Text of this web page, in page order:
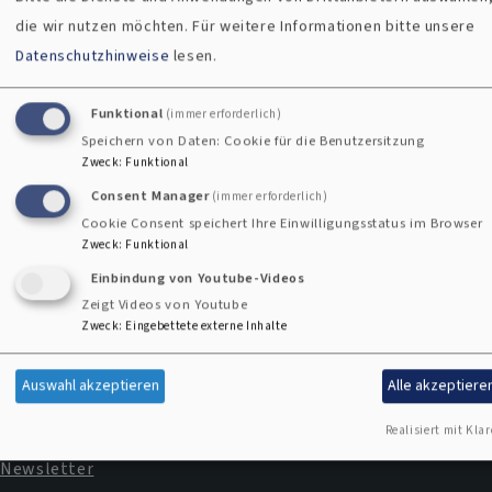
Frauenbeauftragte
Kontaktformular
Fußbereichsmenü
Impressum
Kontakt
Newsletter
die wir nutzen möchten.Für weitere Informationen bitte unsere
Datenschutzhinweise lesen.
Funktional (immer erforderlich)
Speichern von Daten: Cookie für die Benutzersitzung
Zweck: Funktional
Consent Manager (immer erforderlich)
Cookie Consent speichert Ihre Einwilligungsstatus im Browser
Zweck: Funktional
Einbindung von Youtube-Videos
Zeigt Videos von Youtube
Zweck: Eingebettete externe Inhalte
Auswahl akzeptieren Alle
Realisiert mit